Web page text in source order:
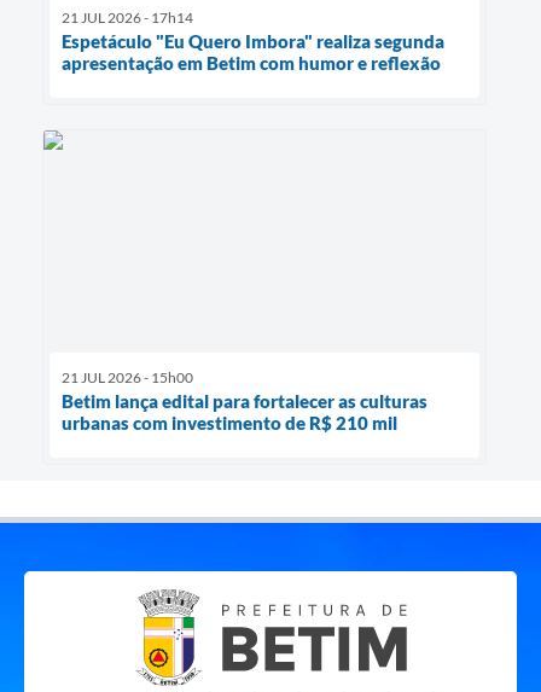
21 JUL 2026 - 17h14
Espetáculo "Eu Quero Imbora" realiza segunda
apresentação em Betim com humor e reflexão
21 JUL 2026 - 15h00
Betim lança edital para fortalecer as culturas
urbanas com investimento de R$ 210 mil